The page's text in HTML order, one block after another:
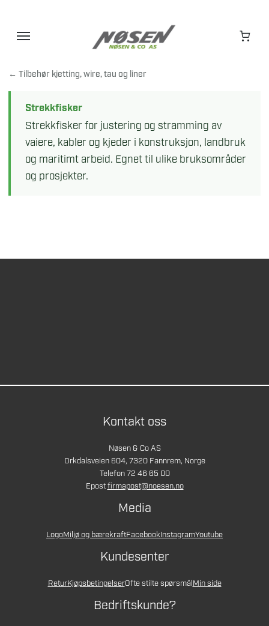
← Tilbehør kjetting, wire, tau og liner
Strekkfisker
Strekkfisker for justering og stramming av
vaiere, kabler og kjeder i konstruksjon, landbruk
og maritimt arbeid. Egnet til ulike bruksområder
og prosjekter.
Kontakt oss
Nøsen & Co AS
Orkdalsveien 604, 7320 Fannrem, Norge
Telefon 72 46 65 00
Epostfirmapost@noesen.no
Media
LogoMiljø og bærekraftFacebookInstagramYoutube
Kundesenter
ReturKjøpsbetingelserOfte stilte spørsmålMin side
Bedriftskunde?